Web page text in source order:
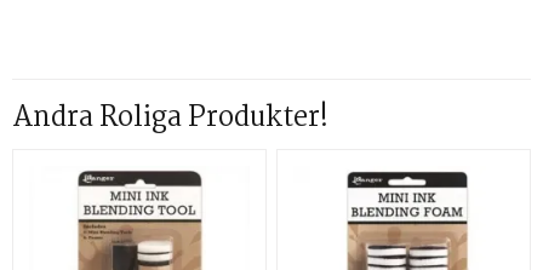
Andra Roliga Produkter!